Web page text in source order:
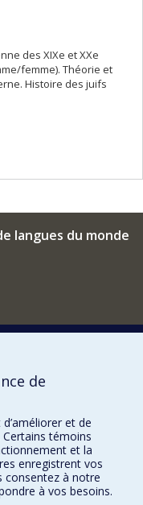
des XIXe et XXe
femme). Théorie et
Histoire des juifs
langues du monde
de
et de
témoins
et la
enregistrent vos
consentez à notre
à vos besoins.